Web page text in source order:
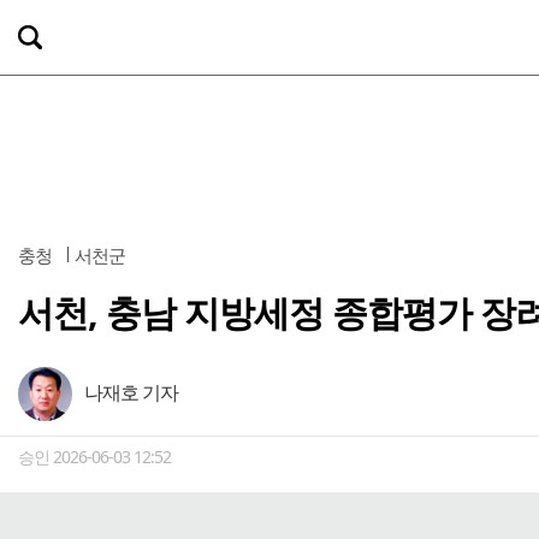
충청 서천군
서천, 충남 지방세정 종합평가 장
나재호 기자
승인 2026-06-03 12:52